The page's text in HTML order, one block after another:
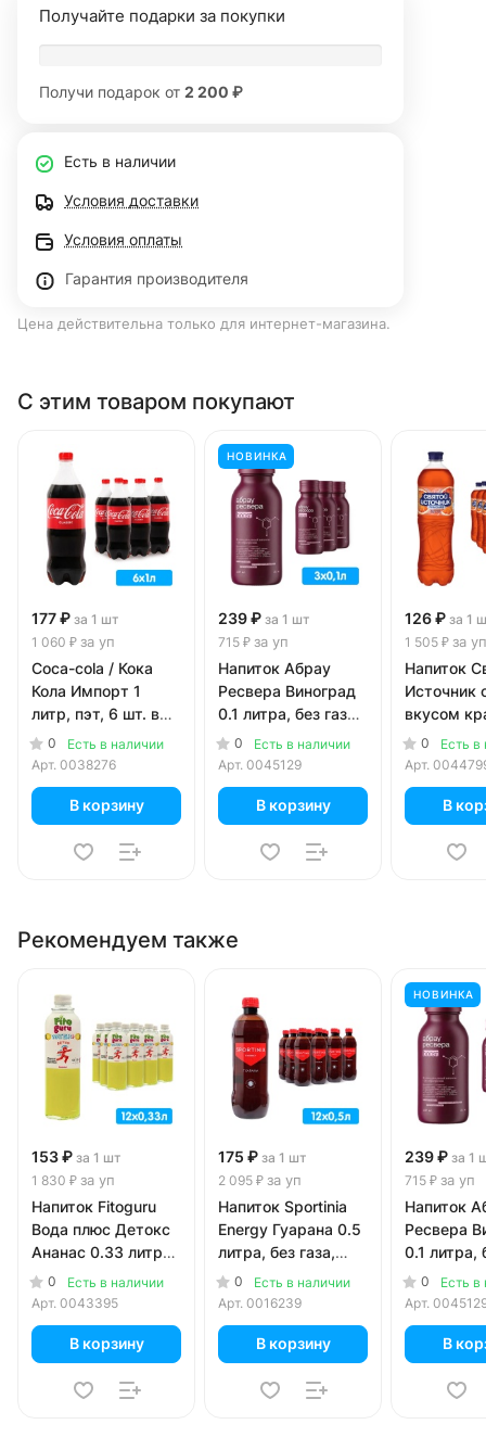
Получайте подарки за покупки
Получи подарок от 2 200 ₽
Есть в наличии
Условия доставки
Условия оплаты
Гарантия производителя
Цена действительна только для интернет-магазина.
С этим товаром покупают
177 ₽ за 1 шт
1 060 ₽ за уп
Coca-cola / Кока
Кола Импорт 1
литр, пэт, 6 шт. в
уп.0
Есть в наличии
Арт. 0038276
В корзину
НОВИНКА
239 ₽ за 1 шт
715 ₽ за уп
Напиток Абрау
Ресвера Виноград
0.1 литра, без газа,
стекло, 3 шт. в уп.
0
Есть в наличии
Арт. 0045129
В корзину
126 ₽ за 1
1 505 ₽ за уп
Напиток
Источник
вкусом
апельсин
газ, пэт,
0
Есть в
Арт.
В
Рекомендуем также
153 ₽ за 1 шт
1 830 ₽ за уп
Напиток Fitoguru
Вода плюс Детокс
Ананас 0.33 литра,
стекло, 12 шт. в уп.
0
Есть в наличии
Арт. 0043395
В корзину
175 ₽ за 1 шт
2 095 ₽ за уп
Напиток Sportinia
Energy Гуарана 0.5
литра, без газа,
пэт, 12 шт. в уп.
0
Есть в наличии
Арт. 0016239
В корзину
НОВИНКА
239 ₽ за 1
715 ₽ за уп
Напиток
Ресвера
0.1 литра,
стекло, 3
0
Есть в
Арт.
В